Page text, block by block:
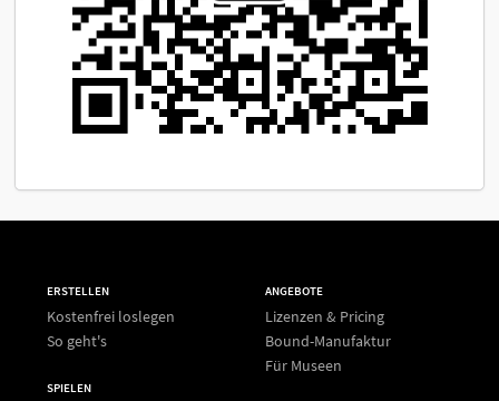
ERSTELLEN
Kostenfrei loslegen
So geht's
SPIELEN
ANGEBOTE
Lizenzen & Pricing
Bound-Manufaktur
Für Museen